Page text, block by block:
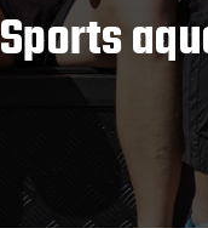
Sports